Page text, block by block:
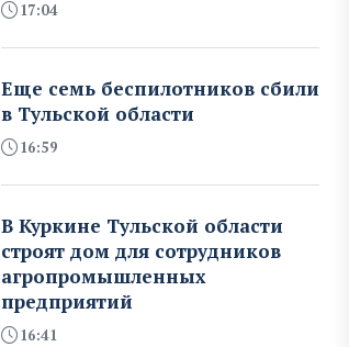
17:04
Еще семь беспилотников сбили
в Тульской области
16:59
В Куркине Тульской области
строят дом для сотрудников
агропромышленных
предприятий
16:41